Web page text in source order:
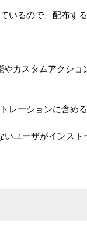
いるので、配布す
カスタムアクショ
ーションに含める
ユーザがインスト